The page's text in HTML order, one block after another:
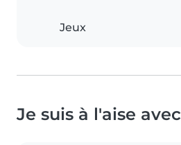
Jeux
Je suis à l'aise avec